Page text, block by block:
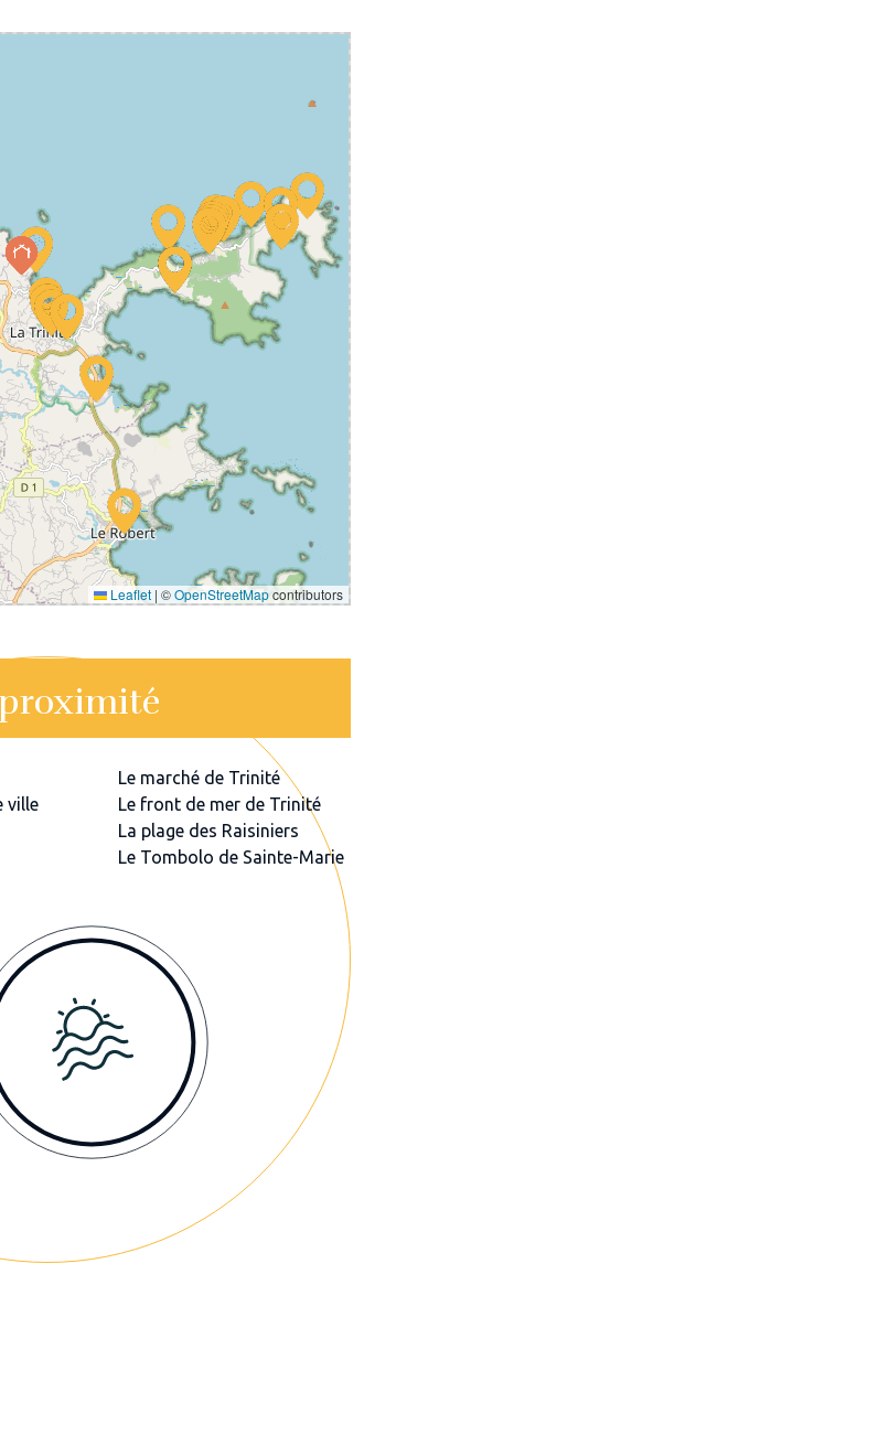
Leaflet | ©OpenStreetMapcontributors
Le marché de Trinité
ville
Le front de mer de Trinité
La plage des Raisiniers
Le Tombolo de Sainte-Marie